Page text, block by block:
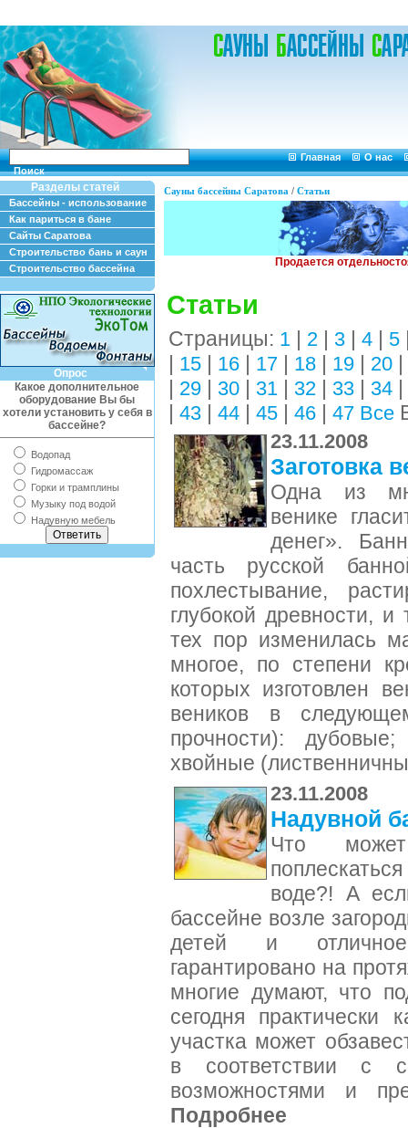
Поиск
Главная О нас
Разделы статей
Бассейны - использование
Как париться в бане
Сайты Саратова
Строительство бань и саун
Строительство бассейна
Опрос
Какое дополнительное
оборудование Вы бы
хотели установить у себя в
бассейне?
Водопад
Гидромассаж
Горки и трамплины
Музыку под водой
Надувную мебель
Сауны бассейны Саратова / Статьи
Статьи
Страницы: 1 | 2 | 3 | 4 | 5
| 15 | 16 | 17 | 18 | 19 | 20 |
| 29 | 30 | 31 | 32 | 33 | 34 |
| 43 | 44 | 45 | 46 | 47 Все
23.11.2008
Заготовка
Одна из
венике
денег».
часть русской
похлестывание,
глубокой древности,
тех пор изменилась
многое, по степени
которых изготовлен
веников в
прочности):
хвойные
23.11.2008
Надувной
Что
воде?! А
бассейне возле
детей и
гарантировано на
многие думают, что
сегодня практически
участка может
в соответствии с
возможностями и
Подробнее